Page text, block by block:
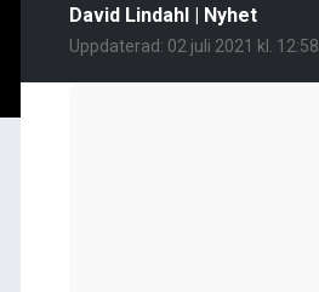
David Lindahl | Nyhet
Uppdaterad: 02 juli 2021 kl. 12:58